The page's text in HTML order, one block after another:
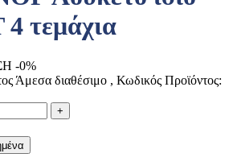
τεμάχια
-0%
Άμεσα διαθέσιμο , Κωδικός Προϊόντος:
+